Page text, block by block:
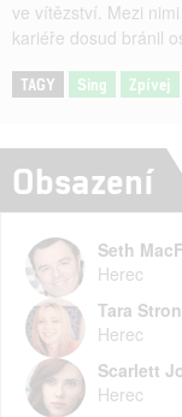
ve vítězství. Mezi
kariéře dosud bránil
TAGY Sing Zpívej
Obsazení
Seth
Herec
Tara
Herec
Scarlett
Herec